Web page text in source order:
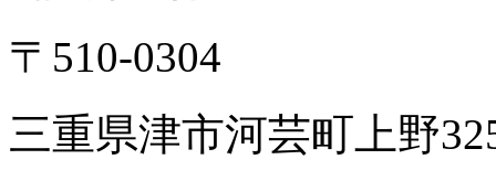
〒510-0304
三重県津市河芸町上野